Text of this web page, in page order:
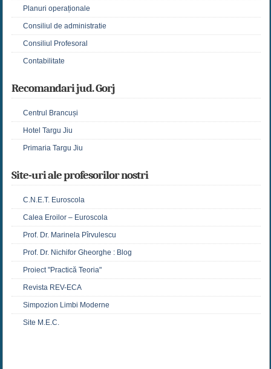
Planuri operaționale
Consiliul de administratie
Consiliul Profesoral
Contabilitate
Recomandari jud. Gorj
Centrul Brancuși
Hotel Targu Jiu
Primaria Targu Jiu
Site-uri ale profesorilor nostri
C.N.E.T. Euroscola
Calea Eroilor – Euroscola
Prof. Dr. Marinela Pîrvulescu
Prof. Dr. Nichifor Gheorghe : Blog
Proiect "Practică Teoria"
Revista REV-ECA
Simpozion Limbi Moderne
Site M.E.C.